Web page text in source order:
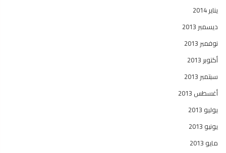
يناير 2014
ديسمبر 2013
نوفمبر 2013
أكتوبر 2013
سبتمبر 2013
أغسطس 2013
يوليو 2013
يونيو 2013
مايو 2013